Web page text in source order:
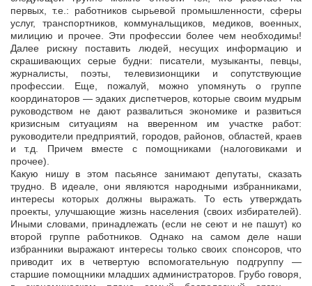
первых, т.е.: работников сырьевой промышленности, сферы
услуг, транспортников, коммунальщиков, медиков, военных,
милицию и прочее. Эти профессии более чем необходимы!
Далее рискну поставить людей, несущих информацию и
скрашивающих серые будни: писатели, музыканты, певцы,
журналисты, поэты, телевизионщики и сопутствующие
профессии. Еще, пожалуй, можно упомянуть о группе
координаторов — эдаких диспетчеров, которые своим мудрым
руководством не дают развалиться экономике и развиться
кризисным ситуациям на вверенном им участке работ:
руководители предприятий, городов, районов, областей, краев
и т.д. Причем вместе с помощниками (налоговиками и
прочее).
Какую нишу в этом пасьянсе занимают депутаты, сказать
трудно. В идеале, они являются народными избранниками,
интересы которых должны выражать. То есть утверждать
проекты, улучшающие жизнь населения (своих избирателей).
Иными словами, принадлежать (если не сеют и не пашут) ко
второй группе работников. Однако на самом деле наши
избранники выражают интересы только своих спонсоров, что
приводит их в четвертую вспомогательную подгруппу —
старшие помощники младших администраторов. Грубо говоря,